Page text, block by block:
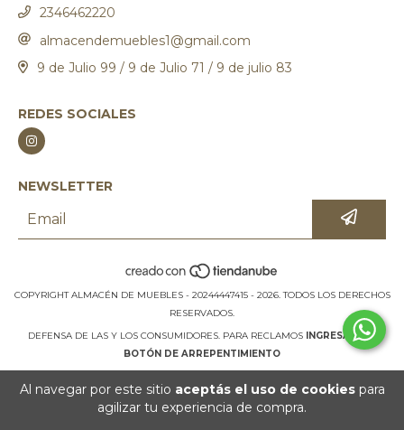
Al navegar por este sitio aceptás el uso de cookiespara
agilizar tu experiencia de compra.
2346462220
almacendemuebles1@gmail.com
9 de Julio 99 / 9 de Julio 71 / 9 de julio 83
REDES SOCIALES
NEWSLETTER
COPYRIGHT ALMACÉN DE MUEBLES - 20244447415 - 2026. TODOS LOS DERECHOS
RESERVADOS.
DEFENSA DE LAS Y LOS CONSUMIDORES. PARA RECLAMOS INGRESÁ ACÁ.
BOTÓN DE ARREPENTIMIENTO